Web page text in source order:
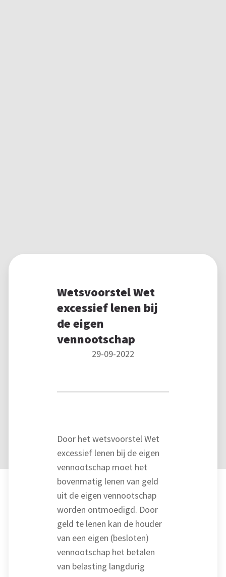
Wetsvoorstel Wet
excessief lenen bij
de eigen
vennootschap
29-09-2022
Door het wetsvoorstel Wet
excessief lenen bij de eigen
vennootschap moet het
bovenmatig lenen van geld
uit de eigen vennootschap
worden ontmoedigd. Door
geld te lenen kan de houder
van een eigen (besloten)
vennootschap het betalen
van belasting langdurig